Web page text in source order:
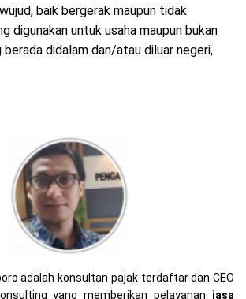
baik bergerak maupun tidak
digunakan untuk usaha maupun bukan
berada didalam dan/atau diluar negeri,
adalah konsultan pajak terdaftar dan CEO
yang memberikan pelayanan jasa